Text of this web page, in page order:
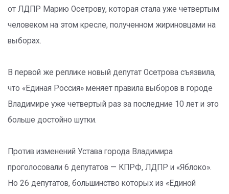
от ЛДПР Марию Осетрову, которая стала уже четвертым
человеком на этом кресле, полученном жириновцами на
выборах.
В первой же реплике новый депутат Осетрова съязвила,
что «Единая Россия» меняет правила выборов в городе
Владимире уже четвертый раз за последние 10 лет и это
больше достойно шутки.
Против изменений Устава города Владимира
проголосовали 6 депутатов — КПРФ, ЛДПР и «Яблоко».
Но 26 депутатов, большинство которых из «Единой